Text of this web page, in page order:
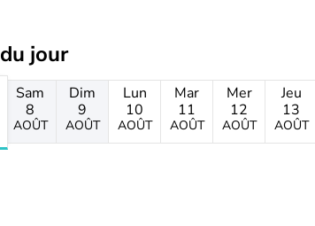
du jour
Sam
8
AOÛT
Dim
9
AOÛT
Lun
10
AOÛT
Mar
11
AOÛT
Mer
12
AOÛT
Jeu
13
AOÛT